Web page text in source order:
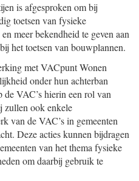
is afgesproken om bij
toetsen van fysieke
meer bekendheid te geven aan
het toetsen van bouwplannen.
met VACpunt Wonen
onder hun achterban
de VAC’s hierin een rol van
zullen ook enkele
van de VAC’s in gemeenten
Deze acties kunnen bijdragen
van het thema fysieke
om daarbij gebruik te